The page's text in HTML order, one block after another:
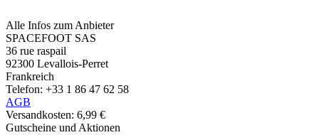
Alle Infos zum Anbieter
SPACEFOOT SAS
36 rue raspail
92300 Levallois-Perret
Frankreich
Telefon: +33 1 86 47 62 58
AGB
Versandkosten: 6,99 €
Gutscheine und Aktionen